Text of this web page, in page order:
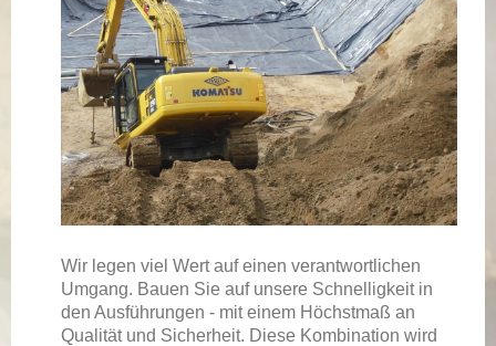
Wir legen viel Wert auf einen verantwortlichen
Umgang. Bauen Sie auf unsere Schnelligkeit in
den Ausführungen - mit einem Höchstmaß an
Qualität und Sicherheit. Diese Kombination wird